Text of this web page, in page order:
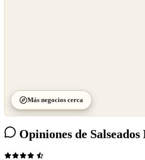
Más negocios cerca
Opiniones de